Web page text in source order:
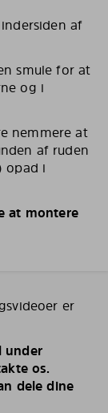
af
smule for at
og i
nemmere at
af ruden
opad i
at montere
er
under
os.
dele dine